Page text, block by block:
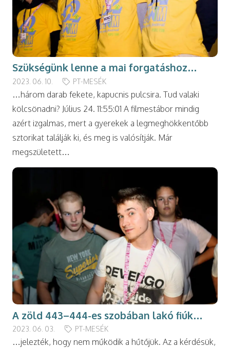
Szükségünk lenne a mai forgatáshoz…
2023. 06. 10. PT-MESÉK
…három darab fekete, kapucnis pulcsira. Tud valaki
kölcsönadni? Július 24. 11:55:01 A filmestábor mindig
azért izgalmas, mert a gyerekek a legmeghökkentőbb
sztorikat találják ki, és meg is valósítják. Már
megszületett…
A zöld 443–444-es szobában lakó fiúk…
2023. 06. 03. PT-MESÉK
…jelezték, hogy nem működik a hűtőjük. Az a kérdésük,